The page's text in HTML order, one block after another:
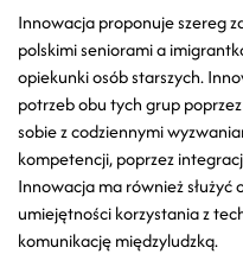
Innowacja proponuje szereg
polskimi seniorami a
opiekunki osób starszych.
potrzeb obu tych grup
sobie z codziennymi
kompetencji, poprzez
Innowacja ma również
umiejętności korzystania z
komunikację międzyludzką.